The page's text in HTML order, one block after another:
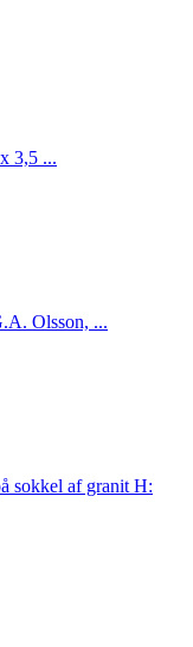
3,5 ...
Olsson, ...
sokkel af granit H: